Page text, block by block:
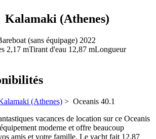
Kalamaki (Athenes)
(sans équipage) 2022
2,17 mTirant d'eau 12,87 mLongueur
(Athenes) > Oceanis 40.1
vacances de location sur ce Oceanis
moderne et offre beaucoup
amis et votre famille. Le yacht fait 12,87